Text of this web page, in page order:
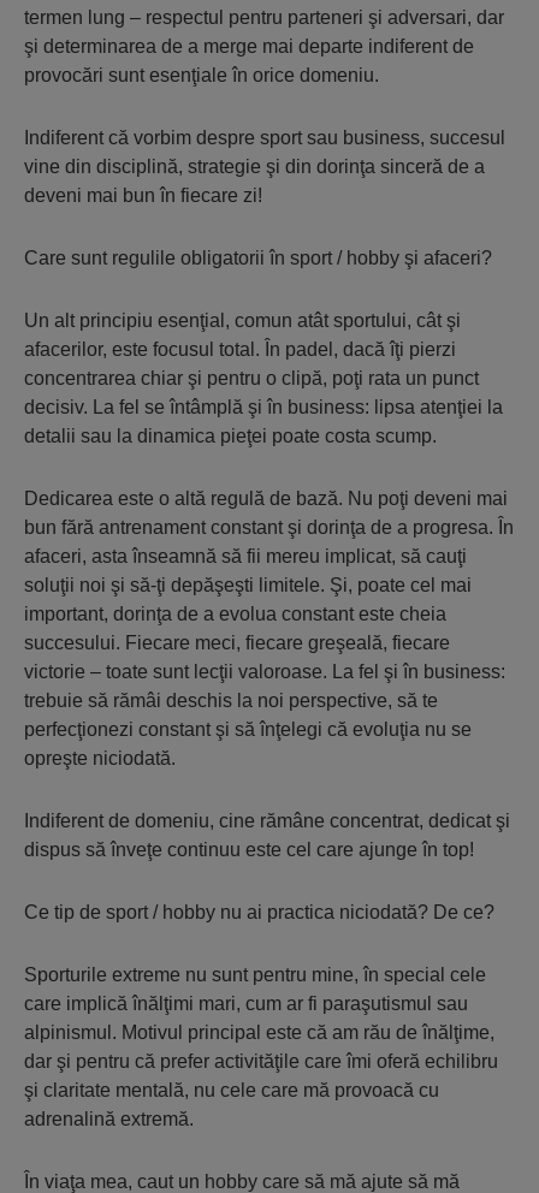
termen lung – respectul pentru parteneri şi adversari, dar
şi determinarea de a merge mai departe indiferent de
provocări sunt esenţiale în orice domeniu.
Indiferent că vorbim despre sport sau business, succesul
vine din disciplină, strategie şi din dorinţa sinceră de a
deveni mai bun în fiecare zi!
Care sunt regulile obligatorii în sport / hobby şi afaceri?
Un alt principiu esenţial, comun atât sportului, cât şi
afacerilor, este focusul total. În padel, dacă îţi pierzi
concentrarea chiar şi pentru o clipă, poţi rata un punct
decisiv. La fel se întâmplă şi în business: lipsa atenţiei la
detalii sau la dinamica pieţei poate costa scump.
Dedicarea este o altă regulă de bază. Nu poţi deveni mai
bun fără antrenament constant şi dorinţa de a progresa. În
afaceri, asta înseamnă să fii mereu implicat, să cauţi
soluţii noi şi să-ţi depăşeşti limitele. Şi, poate cel mai
important, dorinţa de a evolua constant este cheia
succesului. Fiecare meci, fiecare greşeală, fiecare
victorie – toate sunt lecţii valoroase. La fel şi în business:
trebuie să rămâi deschis la noi perspective, să te
perfecţionezi constant şi să înţelegi că evoluţia nu se
opreşte niciodată.
Indiferent de domeniu, cine rămâne concentrat, dedicat şi
dispus să înveţe continuu este cel care ajunge în top!
Ce tip de sport / hobby nu ai practica niciodată? De ce?
Sporturile extreme nu sunt pentru mine, în special cele
care implică înălţimi mari, cum ar fi paraşutismul sau
alpinismul. Motivul principal este că am rău de înălţime,
dar şi pentru că prefer activităţile care îmi oferă echilibru
şi claritate mentală, nu cele care mă provoacă cu
adrenalină extremă.
În viaţa mea, caut un hobby care să mă ajute să mă